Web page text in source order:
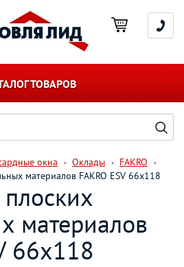
ТОВАРОВ
окна Оклады
FAKRO
материалов FAKRO ESV 66х118
материалов
66х118